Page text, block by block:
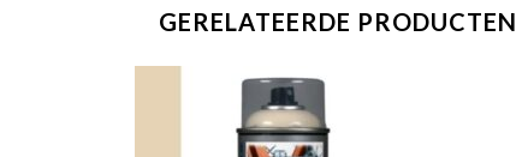
GERELATEERDE PRODUCTEN